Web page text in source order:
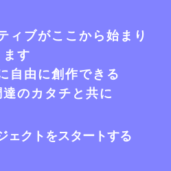
ィブがここから始まり
ます
自由に創作できる
のカタチと共に
ェクトをスタートする